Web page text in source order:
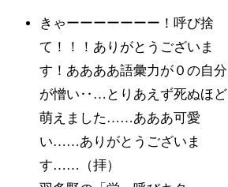
きゃーーーーーーー！呼び捨
て！！！ありがとうございま
す！ああああ語彙力が０の自分
が憎い‥…とりあえず死ぬほど
萌えました……あああ可愛
い……ありがとうございま
す……（拝）